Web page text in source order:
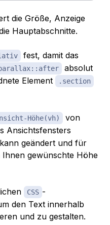
die Größe, Anzeige
Hauptabschnitte.
fest, damit das
absolut
Element
.section
Höhe(vh) von
Ansichtsfensters
geändert und für
gewünschte Höhe
CSS -
den Text innerhalb
und zu gestalten.